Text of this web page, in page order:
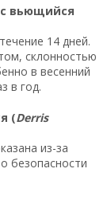
вьющийся
14 дней.
склонностью
в весенний
в год.
(Derris
из-за
безопасности